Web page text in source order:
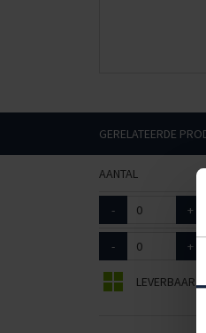
GERELATEERDE
AANTAL
- +
- +
LEVERBAAR